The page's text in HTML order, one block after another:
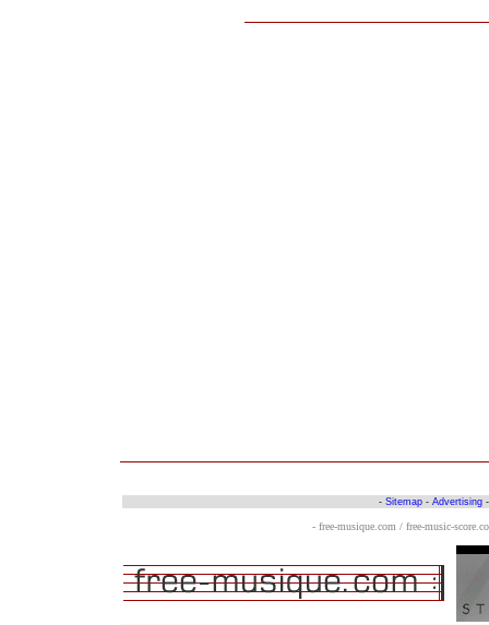
- Sitemap - Advertising
- free-musique.com / free-music-